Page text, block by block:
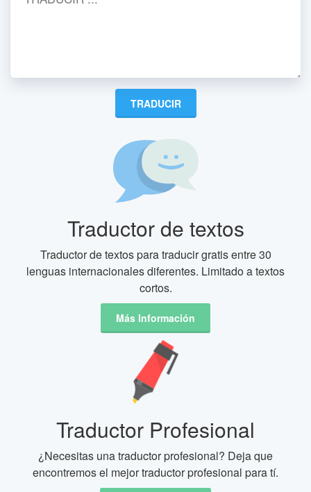
Traductor de textos
Traductor de textos para traducir gratis entre 30
lenguas internacionales diferentes. Limitado a textos
cortos.
Más Información
Traductor Profesional
¿Necesitas una traductor profesional? Deja que
encontremos el mejor traductor profesional para tí.